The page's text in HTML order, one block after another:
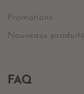
Promotions
Nouveaux produits
FAQ